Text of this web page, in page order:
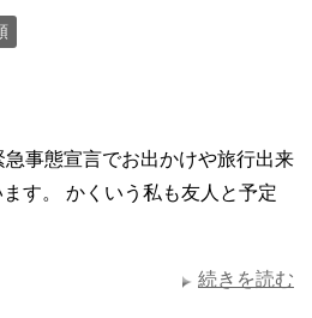
事態宣言でお出かけや旅行出来
す。 かくいう私も友人と予定
続きを読む